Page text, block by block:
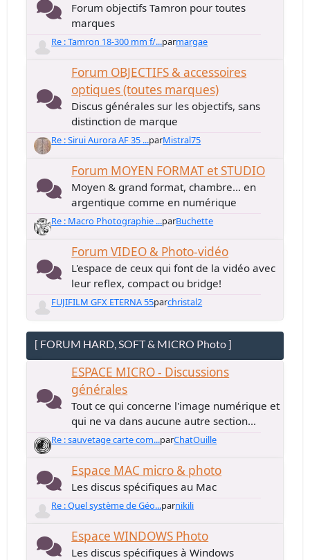
Forum objectifs Tamron pour toutes
marques
Re : Tamron 18-300 mm f/...parmargae
Forum OBJECTIFS & accessoires
optiques (toutes marques)
Discus générales sur les objectifs, sans
distinction de marque
Re : Sirui Aurora AF 35 ...parMistral75
Forum MOYEN FORMAT et STUDIO
Moyen & grand format, chambre... en
argentique comme en numérique
Re : Macro Photographie ...parBuchette
Forum VIDEO & Photo-vidéo
L'espace de ceux qui font de la vidéo avec
leur reflex, compact ou bridge!
FUJIFILM GFX ETERNA 55parchristal2
[ FORUM HARD, SOFT & MICRO Photo ]
ESPACE MICRO - Discussions
générales
Tout ce qui concerne l'image numérique et
qui ne va dans aucune autre section...
Re : sauvetage carte com...parChatOuille
Espace MAC micro & photo
Les discus spécifiques au Mac
Re : Quel système de Géo...parnikili
Espace WINDOWS Photo
Les discus spécifiques à Windows